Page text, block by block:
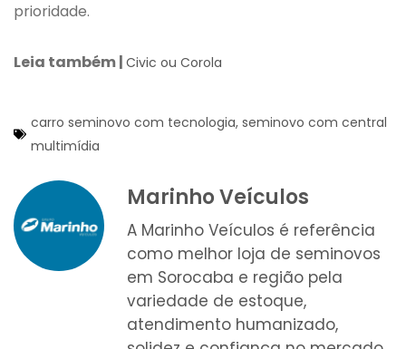
prioridade.
Leia também | Civic ou Corola
carro seminovo com tecnologia, seminovo com central
multimídia
Marinho Veículos
A Marinho Veículos é referência
como melhor loja de seminovos
em Sorocaba e região pela
variedade de estoque,
atendimento humanizado,